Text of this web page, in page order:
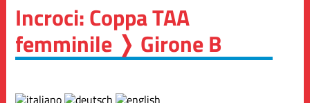
Incroci: Coppa TAA
femminile ❭ Girone B